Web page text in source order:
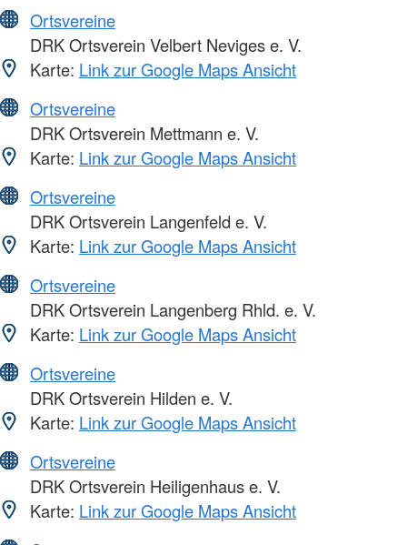
Ortsvereine
DRK Ortsverein Velbert Neviges e. V.
Karte: Link zur Google Maps Ansicht
Ortsvereine
DRK Ortsverein Mettmann e. V.
Karte: Link zur Google Maps Ansicht
Ortsvereine
DRK Ortsverein Langenfeld e. V.
Karte: Link zur Google Maps Ansicht
Ortsvereine
DRK Ortsverein Langenberg Rhld. e. V.
Karte: Link zur Google Maps Ansicht
Ortsvereine
DRK Ortsverein Hilden e. V.
Karte: Link zur Google Maps Ansicht
Ortsvereine
DRK Ortsverein Heiligenhaus e. V.
Karte: Link zur Google Maps Ansicht